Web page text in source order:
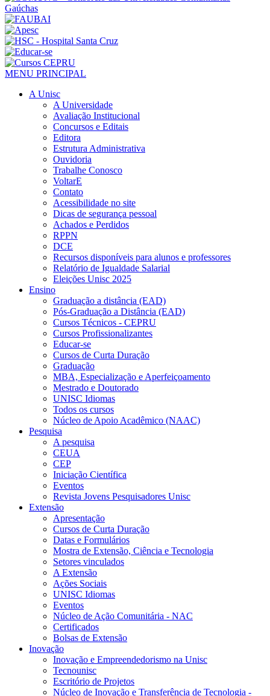
MENU PRINCIPAL
A Unisc
A Universidade
Avaliação Institucional
Concursos e Editais
Editora
Estrutura Administrativa
Ouvidoria
Trabalhe Conosco
VoltarE
Contato
Acessibilidade no site
Dicas de segurança pessoal
Achados e Perdidos
RPPN
DCE
Recursos disponíveis para alunos e professores
Relatório de Igualdade Salarial
Eleições Unisc 2025
Ensino
Graduação a distância (EAD)
Pós-Graduação a Distância (EAD)
Cursos Técnicos - CEPRU
Cursos Profissionalizantes
Educar-se
Cursos de Curta Duração
Graduação
MBA, Especialização e Aperfeiçoamento
Mestrado e Doutorado
UNISC Idiomas
Todos os cursos
Núcleo de Apoio Acadêmico (NAAC)
Pesquisa
A pesquisa
CEUA
CEP
Iniciação Científica
Eventos
Revista Jovens Pesquisadores Unisc
Extensão
Apresentação
Cursos de Curta Duração
Datas e Formulários
Mostra de Extensão, Ciência e Tecnologia
Setores vinculados
A Extensão
Ações Sociais
UNISC Idiomas
Eventos
Núcleo de Ação Comunitária - NAC
Certificados
Bolsas de Extensão
Inovação
Inovação e Empreendedorismo na Unisc
Tecnounisc
Escritório de Projetos
Núcleo de Inovação e Transferência de Tecnologia -